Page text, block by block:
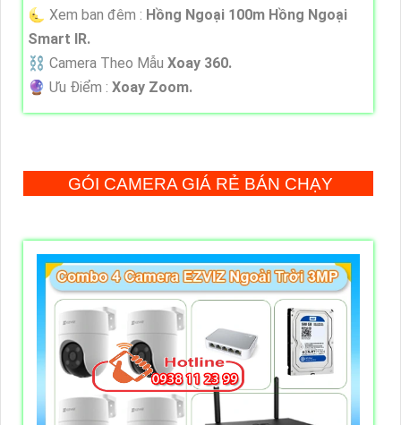
🌜 Xem ban đêm : Hồng Ngoại 100m Hồng Ngoại
Smart IR.
⛓ Camera Theo Mẫu Xoay 360.
️🔮 Ưu Điểm : Xoay Zoom.
GÓI CAMERA GIÁ RẺ BÁN CHẠY